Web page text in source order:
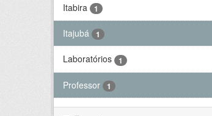
Itabira 1
Itajubá 1
Laboratórios 1
Professor 1